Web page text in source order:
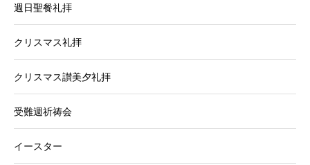
週日聖餐礼拝
クリスマス礼拝
クリスマス讃美夕礼拝
受難週祈祷会
イースター